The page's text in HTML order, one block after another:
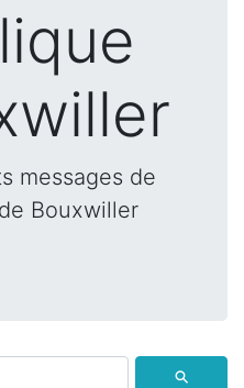
messages de
Bouxwiller
⚲